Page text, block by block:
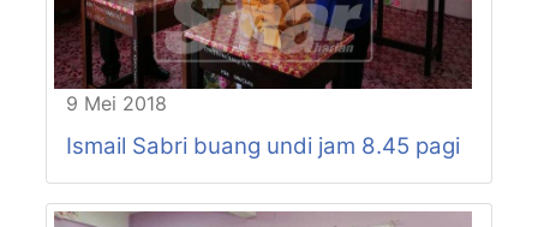
P89-N34
KETARI
P89-N35
SABAI
P89-N36
PELANGAI
P90-N37
GUAI
P90-N38
TRIANG
P91-N40
BUKIT IBAM
9 Mei 2018
Ismail Sabri buang undi jam 8.45 pagi